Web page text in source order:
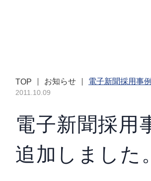
TOP お知らせ 電子新聞採用事
2011.10.09
電子新聞採用
追加しました。